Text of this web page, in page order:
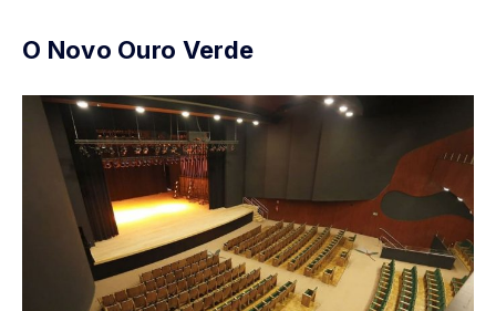
O Novo Ouro Verde